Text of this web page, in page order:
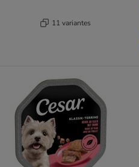
11 variantes